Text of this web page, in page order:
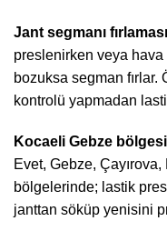
Jant segmanı
preslenirken veya hava
bozuksa segman
kontrolü yapmadan
Kocaeli Gebze
Evet, Gebze,
bölgelerinde; lastik
janttan söküp yenisini